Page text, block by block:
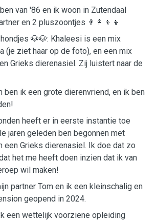
van '86 en ik woon in Zutendaal
en 2 pluszoontjes 👨‍👩‍👦‍👦
🐶🐶: Khaleesi is een mix
(je ziet haar op de foto), en een mix
Grieks dierenasiel. Zij luistert naar de
ben ik een grote dierenvriend, en ik ben
heeft er in eerste instantie toe
jaren geleden ben begonnen met
een Grieks dierenasiel. Ik doe dat zo
het me heeft doen inzien dat ik van
wil maken!
partner Tom en ik een kleinschalig en
geopend in 2024.
een wettelijk voorziene opleiding